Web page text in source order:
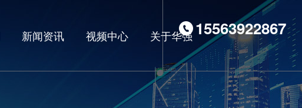
15563922867
新闻资讯 视频中心 关于华强